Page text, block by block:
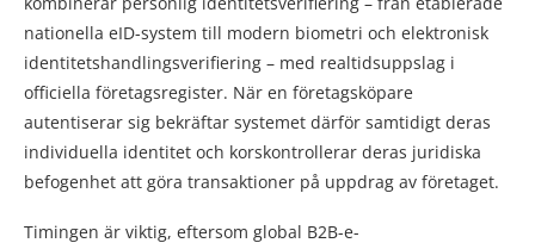
nationella eID-system till modern biometri och elektronisk
identitetshandlingsverifiering – med realtidsuppslag i
officiella företagsregister. När en företagsköpare
autentiserar sig bekräftar systemet därför samtidigt deras
individuella identitet och korskontrollerar deras juridiska
befogenhet att göra transaktioner på uppdrag av företaget.
Timingen är viktig, eftersom global B2B-e-